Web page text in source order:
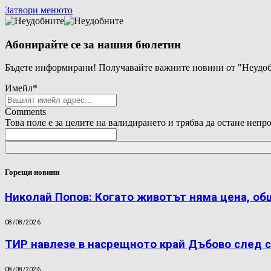
Затвори менюто
Абонирайте се за нашия бюлетин
Бъдете информирани! Получавайте важните новини от
Имейл*
Comments
Това поле е за целите на валидирането и трябва да остане
Горещи новини
Николай Попов: Когато животът няма цена,
08/08/2026
ТИР навлезе в насрещното край Дъбово след
08/08/2026